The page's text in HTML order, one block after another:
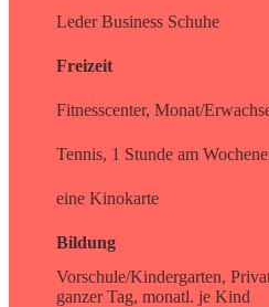
Leder Business Schuhe
Freizeit
Fitnesscenter, Monat/
Tennis, 1 Stunde am
eine Kinokarte
Bildung
Vorschule/Kindergarten,
ganzer Tag, monatl. je Kind